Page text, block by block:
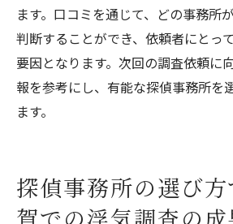
ます。口コミを通じて、どの事務所
判断することができ、依頼者にとっ
要因となります。次回の調査依頼に
報を参考にし、有能な探偵事務所を
ます。
探偵事務所の選び